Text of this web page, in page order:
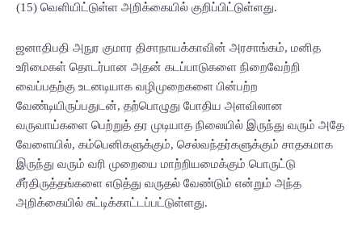
(15) வெளியிட்டுள்ள அறிக்கையில் குறிப்பிட்டுள்ளது.
ஜனாதிபதி அநுர குமார திசாநாயக்காவின் அரசாங்கம், மனித
உரிமைகள் தொடர்பான அதன் கடப்பாடுகளை நிறைவேற்றி
வைப்பதற்கு உடனடியாக வழிமுறைகளை பின்பற்ற
வேண்டியிருப்பதுடன், தற்பொழுது போதிய அளவிலான
வருவாய்களை பெற்றுத் தர முடியாத நிலையில் இருந்து வரும் அதே
வேளையில், கம்பெனிகளுக்கும், செல்வந்தர்களுக்கும் சாதகமாக
இருந்து வரும் வரி முறையை மாற்றியமைக்கும் பொருட்டு
சீர்திருத்தங்களை எடுத்து வருதல் வேண்டும் என்றும் அந்த
அறிக்கையில் சுட்டிக்காட்டப்பட்டுள்ளது.